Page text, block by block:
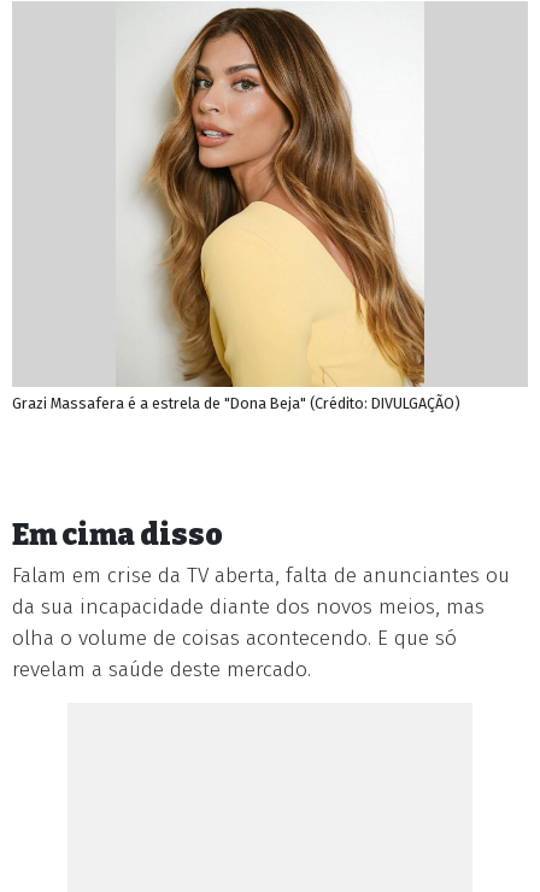
Grazi Massafera é a estrela de "Dona Beja" (Crédito: DIVULGAÇÃO)
Em cima disso
Falam em crise da TV aberta, falta de anunciantes ou
da sua incapacidade diante dos novos meios, mas
olha o volume de coisas acontecendo. E que só
revelam a saúde deste mercado.